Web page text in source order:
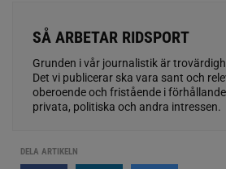
SÅ ARBETAR RIDSPORT
Grunden i vår journalistik är
Det vi publicerar ska vara sant och
oberoende och fristående i
privata, politiska och andra intressen.
DELA ARTIKELN